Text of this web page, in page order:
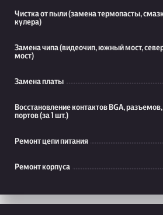
Чистка от пыли (замена термопасты,
кулера)
Замена чипа (видеочип, южный мост,
мост)
Замена платы
Восстановление контактов BGA, разъемов,
портов (за 1 шт.)
Ремонт цепи питания
Ремонт корпуса